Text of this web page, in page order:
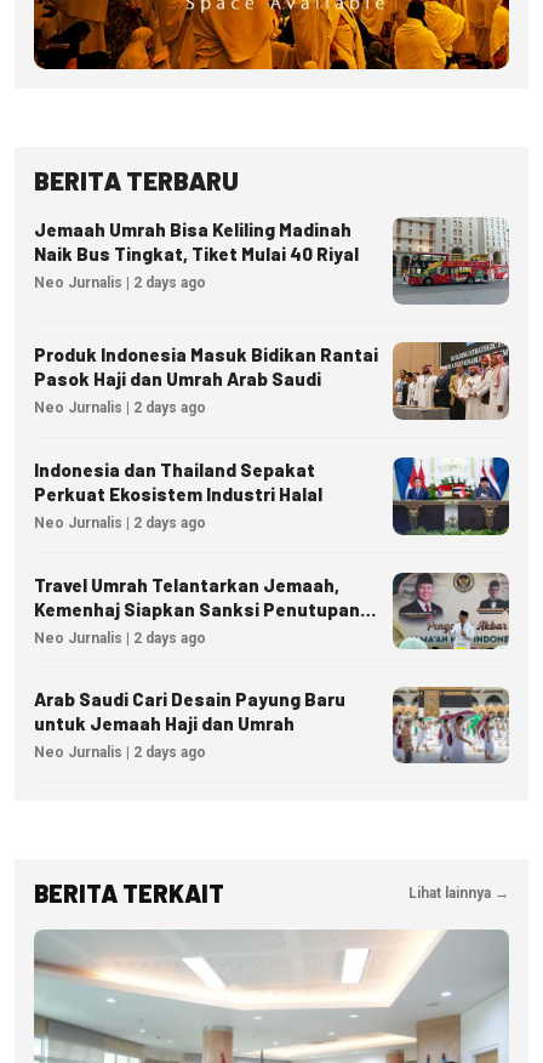
BERITA TERBARU
Jemaah Umrah Bisa Keliling Madinah
Naik Bus Tingkat, Tiket Mulai 40 Riyal
Neo Jurnalis | 2 days ago
Produk Indonesia Masuk Bidikan Rantai
Pasok Haji dan Umrah Arab Saudi
Neo Jurnalis | 2 days ago
Indonesia dan Thailand Sepakat
Perkuat Ekosistem Industri Halal
Neo Jurnalis | 2 days ago
Travel Umrah Telantarkan Jemaah,
Kemenhaj Siapkan Sanksi Penutupan
Izin hingga Pidana
Neo Jurnalis | 2 days ago
Arab Saudi Cari Desain Payung Baru
untuk Jemaah Haji dan Umrah
Neo Jurnalis | 2 days ago
BERITA TERKAIT Lihat lainnya →